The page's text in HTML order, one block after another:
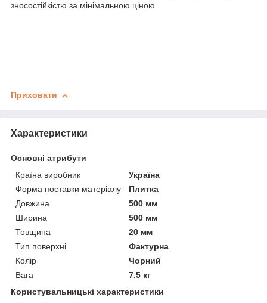
зносостійкістю за мінімальною ціною.
Приховати
Характеристики
Основні атрибути
Країна виробник
Україна
Форма поставки матеріалу
Плитка
Довжина
500 мм
Ширина
500 мм
Товщина
20 мм
Тип поверхні
Фактурна
Колір
Чорний
Вага
7.5 кг
Користувальницькі характеристики